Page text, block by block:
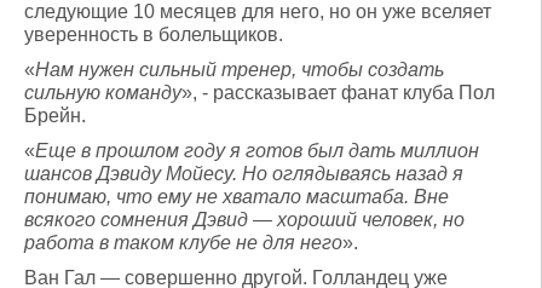
следующие 10 месяцев для него, но он уже вселяет
уверенность в болельщиков.
«Нам нужен сильный тренер, чтобы создать
сильную команду», - рассказывает фанат клуба Пол
Брейн.
«Еще в прошлом году я готов был дать миллион
шансов Дэвиду Мойесу. Но оглядываясь назад я
понимаю, что ему не хватало масштаба. Вне
всякого сомнения Дэвид — хороший человек, но
работа в таком клубе не для него».
Ван Гал — совершенно другой. Голландец уже